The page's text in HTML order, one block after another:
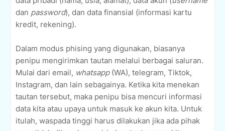
dan password), dan data finansial (informasi kartu
kredit, rekening).
Dalam modus phising yang digunakan, biasanya
penipu mengirimkan tautan melalui berbagai saluran.
Mulai dari email, whatsapp(WA), telegram, Tiktok,
Instagram, dan lain sebagainya. Ketika kita menekan
tautan tersebut, maka penipu bisa mencuri informasi
data kita atau upaya untuk masuk ke akun kita. Untuk
itulah, waspada tinggi harus dilakukan jika ada pihak